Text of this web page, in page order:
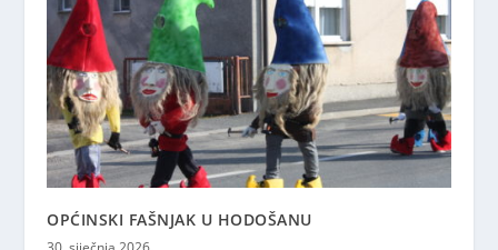
OPĆINSKI FAŠNJAK U HODOŠANU